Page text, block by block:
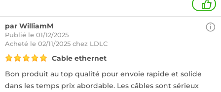
1
par WilliamM
Publié le 01/12/2025
Acheté le 02/11/2025 chez LDLC
Cable ethernet
Bon produit au top qualité pour envoie rapide et solide
dans les temps prix abordable. Les câbles sont sérieux